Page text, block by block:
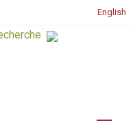
English